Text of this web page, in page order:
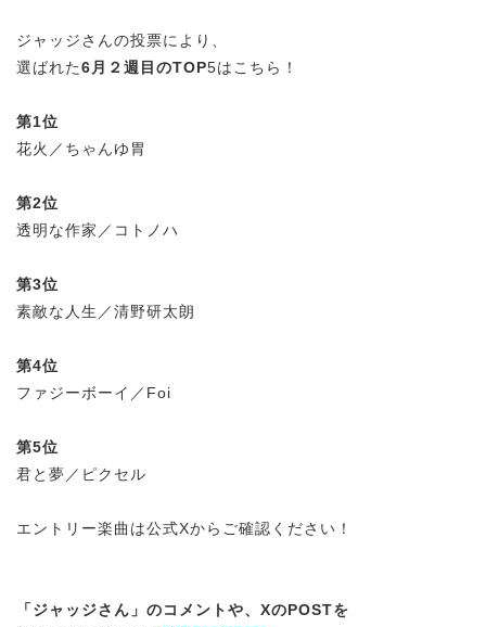
ジャッジさんの投票により、
選ばれた6月２週目のTOP5はこちら！
第1位
花火／ちゃんゆ胃
第2位
透明な作家／コトノハ
第3位
素敵な人生／清野研太朗
第4位
ファジーボーイ／Foi
第5位
君と夢／ピクセル
エントリー楽曲は公式Xからご確認ください！
「ジャッジさん」のコメントや、XのPOSTを